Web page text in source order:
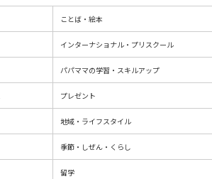
ことば・絵本
インターナショナル・プリスクール
パパママの学習・スキルアップ
プレゼント
地域・ライフスタイル
季節・しぜん・くらし
留学